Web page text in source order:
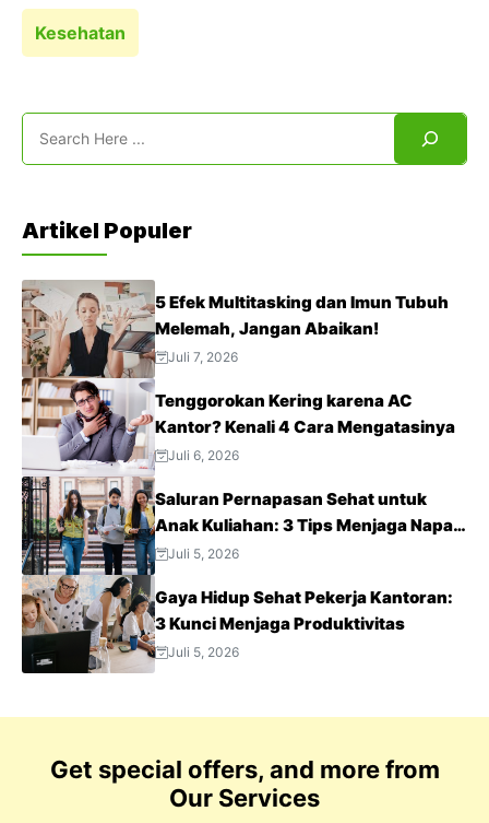
Kesehatan
Search
Artikel Populer
5 Efek Multitasking dan Imun Tubuh
Melemah, Jangan Abaikan!
Juli 7, 2026
Tenggorokan Kering karena AC
Kantor? Kenali 4 Cara Mengatasinya
Juli 6, 2026
Saluran Pernapasan Sehat untuk
Anak Kuliahan: 3 Tips Menjaga Napas
Tetap Optimal di Tengah Aktivitas
Juli 5, 2026
Gaya Hidup Sehat Pekerja Kantoran:
3 Kunci Menjaga Produktivitas
Juli 5, 2026
Get special offers, and more from
Our Services